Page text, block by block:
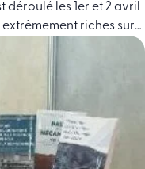
déroulé les 1er et 2 avril
riches sur
: diplômantes masters
formations BIM et IA
incontournable nous
le livre … Continued